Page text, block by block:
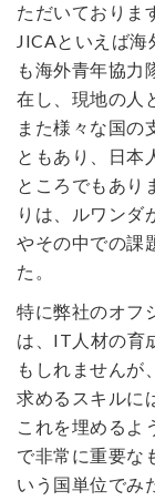
ただいておりま
JICAといえば
も海外青年協力
在し、現地の人
また様々な国の
ともあり、日本
ところでもあり
りは、ルワンダ
やその中での課
た。
特に弊社のオフ
は、IT人材の育
もしれませんが
求めるスキルに
これを埋めるよ
で非常に重要な
いう国単位でみ